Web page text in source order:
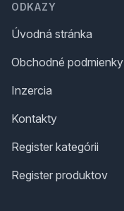
ODKAZY
Úvodná stránka
Obchodné podmienky
Inzercia
Kontakty
Register kategórii
Register produktov